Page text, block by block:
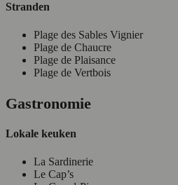
Stranden
Plage des Sables Vignier
Plage de Chaucre
Plage de Plaisance
Plage de Vertbois
Gastronomie
Lokale keuken
La Sardinerie
Le Cap’s